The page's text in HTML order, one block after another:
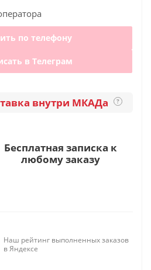
по телефону
в Телеграм
внутри МКАДа ?
Бесплатная записка к
любому заказу
Наш рейтинг выполненных заказов
в Яндексе